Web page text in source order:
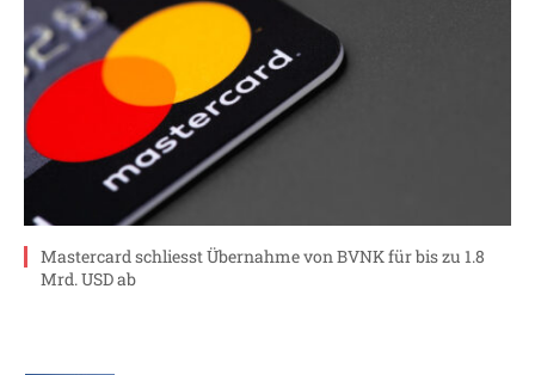
Mastercard schliesst Übernahme von BVNK für bis zu 1.8
Mrd. USD ab